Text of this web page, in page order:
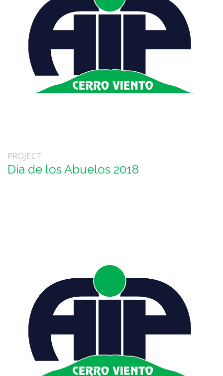
PROJECT
Día de los Abuelos 2018